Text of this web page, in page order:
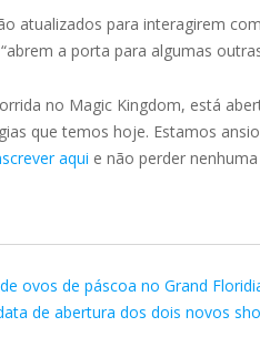
atualizados para interagirem
a porta para algumas
no Magic Kingdom, está
que temos hoje. Estamos
aqui e não perder
ovos de páscoa no Grand
de abertura dos dois novos